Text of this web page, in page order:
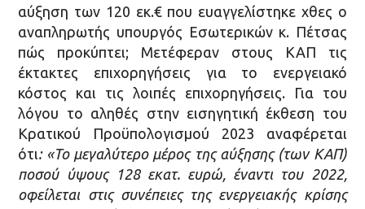
αύξηση των 120 εκ.€ που ευαγγελίστηκε χθες ο
αναπληρωτής υπουργός Εσωτερικών κ. Πέτσας
πώς προκύπτει; Μετέφεραν στους ΚΑΠ τις
έκτακτες επιχορηγήσεις για το ενεργειακό
κόστος και τις λοιπές επιχορηγήσεις. Για του
λόγου το αληθές στην εισηγητική έκθεση του
Κρατικού Προϋπολογισμού 2023 αναφέρεται
ότι: «Το μεγαλύτερο μέρος της αύξησης (των ΚΑΠ)
ποσού ύψους 128 εκατ. ευρώ, έναντι του 2022,
οφείλεται στις συνέπειες της ενεργειακής κρίσης